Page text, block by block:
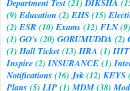
Department Test(21) DIKSHA
(9) Education (2) EHS(15)
(2) ESR (10) Exams (12) FLN(9)
(1) GO's (20) GORUMUDDA (2)
(1) Hall Ticket(13) HRA (1) IIIT
Inspire(2) INSURANCE(1)
Notifications (16) Jvk(12) KEYS
Plans (5) LIP(1) MDM(38)